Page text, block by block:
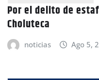
Por el delito de
Choluteca
noticias Ago 5,